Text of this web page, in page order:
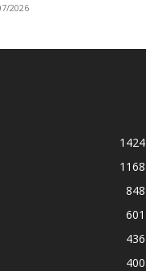
2026
1424
1168
848
601
436
400